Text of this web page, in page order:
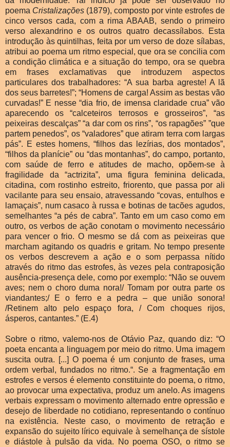
poema Cristalizações (1879), composto por vinte estrofes de
cinco versos cada, com a rima ABAAB, sendo o primeiro
verso alexandrino e os outros quatro decassílabos. Esta
introdução às quintilhas, feita por um verso de doze sílabas,
atribui ao poema um ritmo especial, que ora se concilia com
a condição climática e a situação do tempo, ora se quebra
em frases exclamativas que introduzem aspectos
particulares dos trabalhadores: “A sua barba agreste! A lã
dos seus barretes!”; “Homens de carga! Assim as bestas vão
curvadas!” E nesse “dia frio, de imensa claridade crua” vão
aparecendo os “calceteiros terrosos e grosseiros”, “as
peixeiras descalças” “a dar com os rins”, “os rapagões” ”que
partem penedos”, os “valadores” que atiram terra com largas
pás”. E estes homens, “filhos das lezírias, dos montados”,
“filhos da planície” ou “das montanhas”, do campo, portanto,
com saúde de ferro e atitudes de macho, opõem-se à
fragilidade da “actrizita”, uma figura feminina delicada,
citadina, com rostinho estreito, friorento, que passa por ali
vacilante para seu ensaio, atravessando “covas, entulhos e
lamaçais”, num casaco à russa e botinas de tacões agudos,
semelhantes “a pés de cabra”. Tanto em um caso como em
outro, os verbos de ação conotam o movimento necessário
para vencer o frio. O mesmo se dá com as peixeiras que
marcham agitando os quadris e gritam. No tempo presente
os verbos descrevem a ação e o som perpassa nítido
através do ritmo das estrofes, às vezes pela contraposição
ausência-presença dele, como por exemplo: “Não se ouvem
aves; nem o choro duma nora!/ Tomam por outra parte os
viandantes;/ E o ferro e a pedra – que união sonora!
/Retinem alto pelo espaço fora, / Com choques rijos,
ásperos, cantantes.” (E.4)
Sobre o ritmo, valemo-nos de Otávio Paz, quando diz: “O
poeta encanta a linguagem por meio do ritmo. Uma imagem
suscita outra. [...] O poema é um conjunto de frases, uma
ordem verbal, fundados no ritmo.“. Se a fragmentação em
estrofes e versos é elemento constituinte do poema, o ritmo,
ao provocar uma expectativa, produz um anelo. As imagens
verbais expressam o movimento alternado entre opressão e
desejo de liberdade no cotidiano, representando o contínuo
na existência. Neste caso, o movimento de retração e
expansão do sujeito lírico equivale à semelhança de sístole
e diástole à pulsão da vida. No poema OSO, o ritmo se